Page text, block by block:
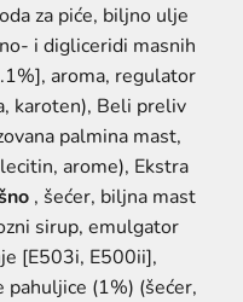
za piće, biljno ulje
i digliceridi masnih
aroma, regulator
karoten), Beli preliv
palmina mast,
lecitin, arome), Ekstra
, šećer, biljna mast
sirup, emulgator
[E503i, E500ii],
pahuljice (1%) (šećer,